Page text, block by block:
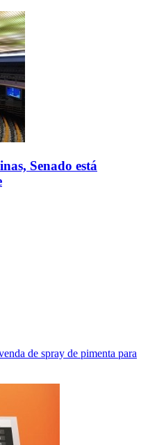
Senado está
de spray de pimenta para